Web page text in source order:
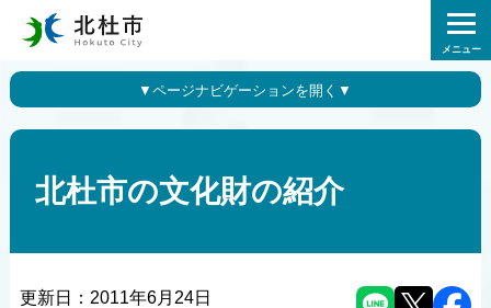
メニュー
北杜市の文化財の紹介
更新日： 2011年6月24日